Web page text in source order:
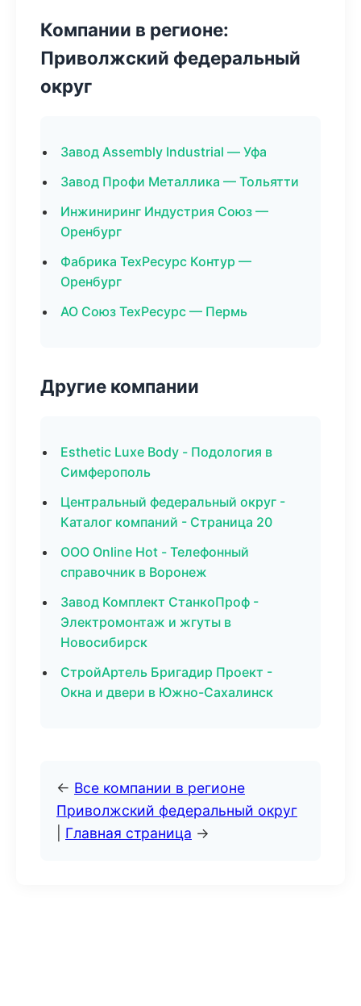
Компании в регионе:
Приволжский федеральный
округ
Завод Assembly Industrial — Уфа
Завод Профи Металлика — Тольятти
Инжиниринг Индустрия Союз —
Оренбург
Фабрика ТехРесурс Контур —
Оренбург
АО Союз ТехРесурс — Пермь
Другие компании
Esthetic Luxe Body - Подология в
Симферополь
Центральный федеральный округ -
Каталог компаний - Страница 20
ООО Online Hot - Телефонный
справочник в Воронеж
Завод Комплект СтанкоПроф -
Электромонтаж и жгуты в
Новосибирск
СтройАртель Бригадир Проект -
Окна и двери в Южно-Сахалинск
← Все компании в регионе
Приволжский федеральный округ
Главная страница →